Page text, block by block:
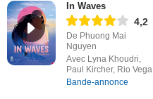
In Waves
4,2
De Phuong Mai
Nguyen
Avec Lyna Khoudri,
Paul Kircher, Rio Vega
Bande-annonce